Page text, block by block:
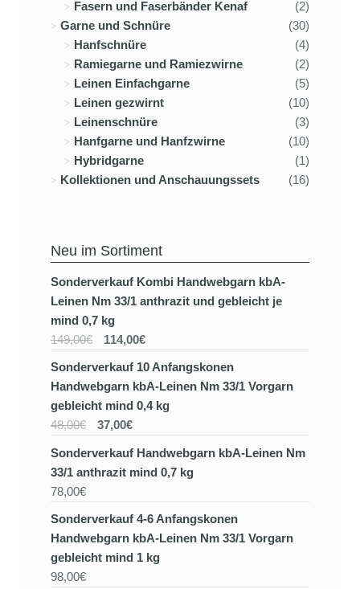
Fasern und Faserbänder Kenaf
(2)
Garne und Schnüre
(30)
Hanfschnüre
(4)
Ramiegarne und Ramiezwirne
(2)
Leinen Einfachgarne
(5)
Leinen gezwirnt
(10)
Leinenschnüre
(3)
Hanfgarne und Hanfzwirne
(10)
Hybridgarne
(1)
Kollektionen und Anschauungssets
(16)
Neu im Sortiment
Sonderverkauf Kombi Handwebgarn kbA-
Leinen Nm 33/1 anthrazit und gebleicht je
mind 0,7 kg
149,00€
114,00€
Sonderverkauf 10 Anfangskonen
Handwebgarn kbA-Leinen Nm 33/1 Vorgarn
gebleicht mind 0,4 kg
48,00€
37,00€
Sonderverkauf Handwebgarn kbA-Leinen Nm
33/1 anthrazit mind 0,7 kg
78,00€
Sonderverkauf 4-6 Anfangskonen
Handwebgarn kbA-Leinen Nm 33/1 Vorgarn
gebleicht mind 1 kg
98,00€